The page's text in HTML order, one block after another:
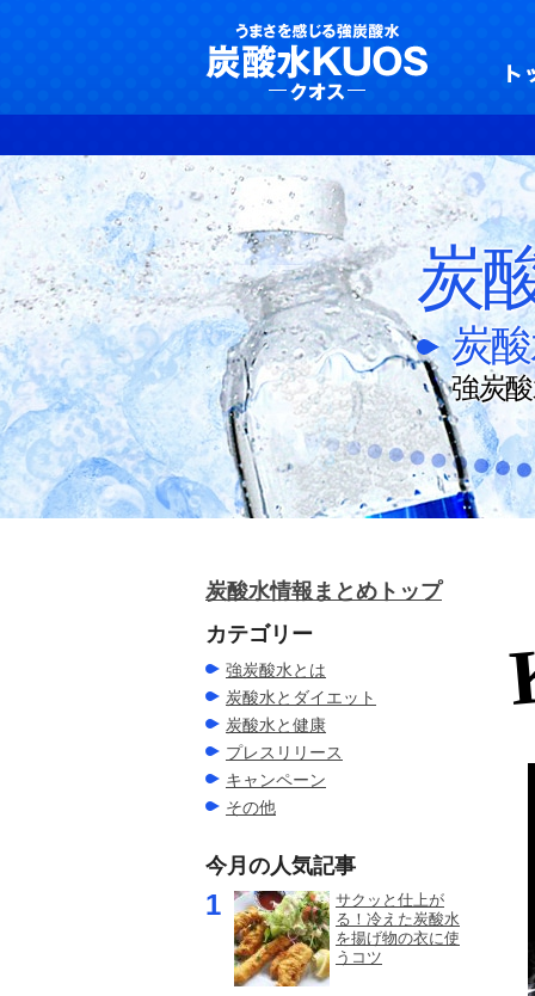
炭
炭
強炭
炭酸水情報まとめトップ
カテゴリー
強炭酸水とは
炭酸水とダイエット
炭酸水と健康
プレスリリース
キャンペーン
その他
今月の人気記事
サクッと仕上が
る！冷えた炭酸水
を揚げ物の衣に使
うコツ